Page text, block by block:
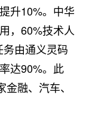
升10%。中华
，60%技术人
由通义灵码
达90%。此
融、汽车、